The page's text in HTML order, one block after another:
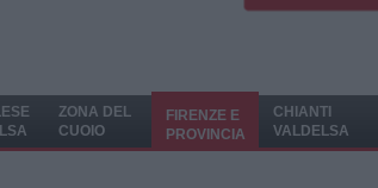
ZONA DEL
CUOIO
FIRENZE E
PROVINCIA
CHIANTI
VALDELSA